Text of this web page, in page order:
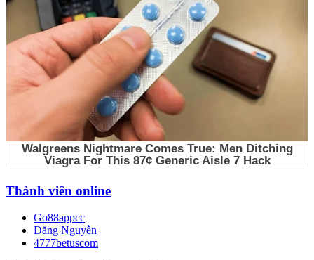
Thành viên online
Go88appcc
Đăng Nguyễn
4777betuscom